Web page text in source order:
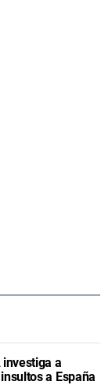
investiga a
a España